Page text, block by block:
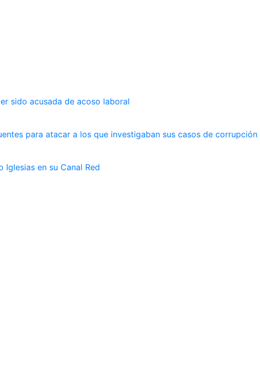
sido acusada de acoso laboral
para atacar a los que investigaban sus casos de corrupción
en su Canal Red